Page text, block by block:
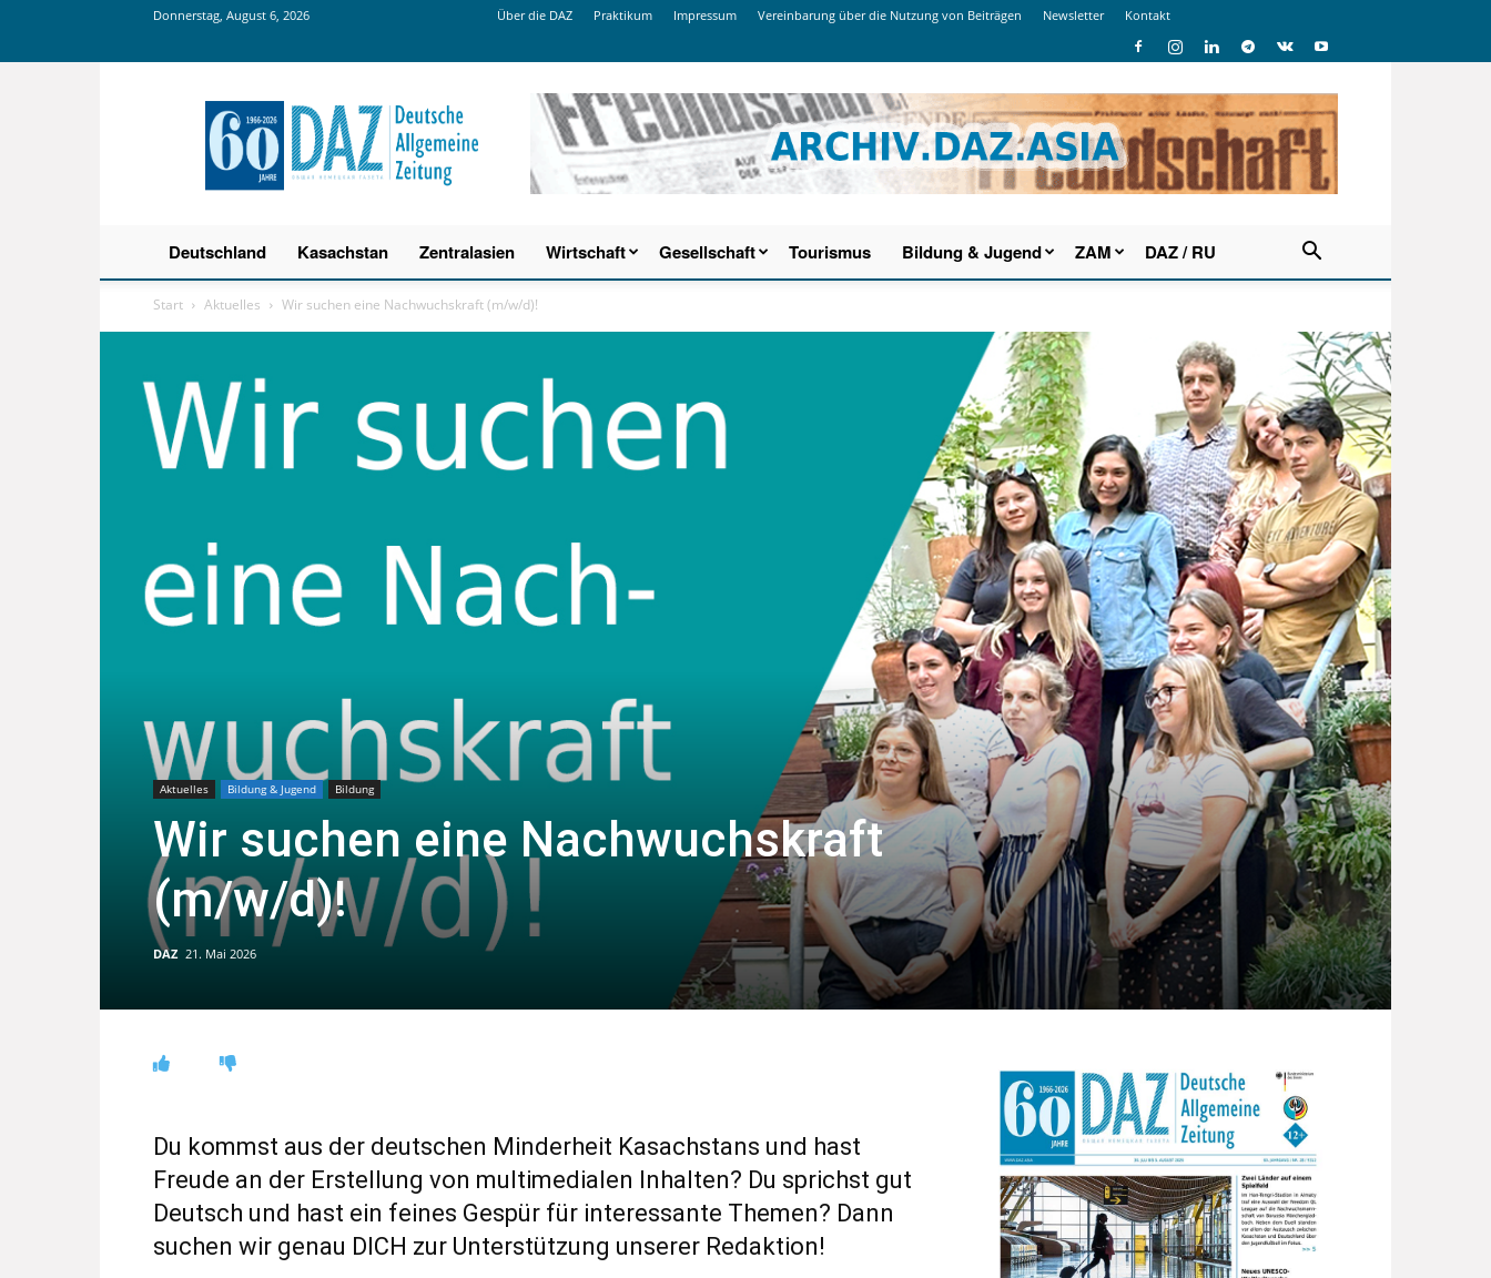
Donnerstag, August 6, 2026 Über die DAZ Praktikum Impressum Vereinbarung über die Nutzung von Beiträgen Newsletter Kontakt
Deutsche
Allgemeine
Zeitung
Deutschland Kasachstan Zentralasien Wirtschaft Gesellschaft Tourismus Bildung & Jugend ZAM DAZ / RU
Start Aktuelles Wir suchen eine Nachwuchskraft (m/w/d)!
Aktuelles Bildung & Jugend Bildung
Wir suchen eine Nachwuchskraft
(m/w/d)!
DAZ 21. Mai 2026
Du kommst aus der deutschen Minderheit Kasachstans und hast
Freude an der Erstellung von multimedialen Inhalten? Du sprichst gut
Deutsch und hast ein feines Gespür für interessante Themen? Dann
suchen wir genau DICH zur Unterstützung unserer Redaktion!